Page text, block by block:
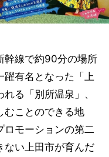
幹線で約90分の場所
躍有名となった「上
る「別所温泉」、
むことのできる地
モーションの第二
ない上田市が育んだ